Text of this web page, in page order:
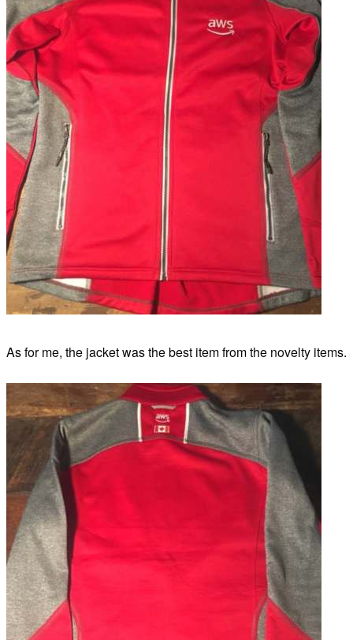
As for me, the jacket was the best item from the novelty items.